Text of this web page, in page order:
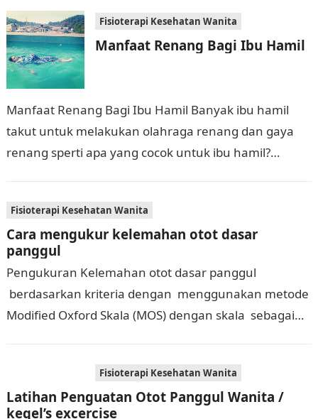
Fisioterapi Kesehatan Wanita
Manfaat Renang Bagi Ibu Hamil
Manfaat Renang Bagi Ibu Hamil Banyak ibu hamil
takut untuk melakukan olahraga renang dan gaya
renang sperti apa yang cocok untuk ibu hamil?
Fisioterapi Kesehatan Wanita
Cara mengukur kelemahan otot dasar
panggul
Pengukuran Kelemahan otot dasar panggul
berdasarkan kriteria dengan menggunakan metode
Modified Oxford Skala (MOS) dengan skala sebagai
Fisioterapi Kesehatan Wanita
Latihan Penguatan Otot Panggul Wanita /
kegel’s excercise